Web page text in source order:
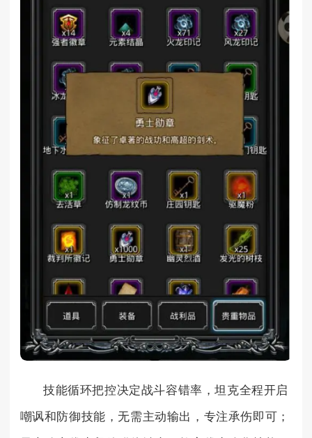
技能循环把控决定战斗容错率，坦克全程开启
嘲讽和防御技能，无需主动输出，专注承伤即可；